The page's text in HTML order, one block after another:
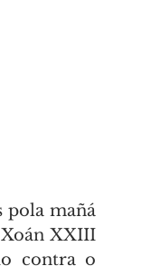
pola mañá
XXIII
contra o